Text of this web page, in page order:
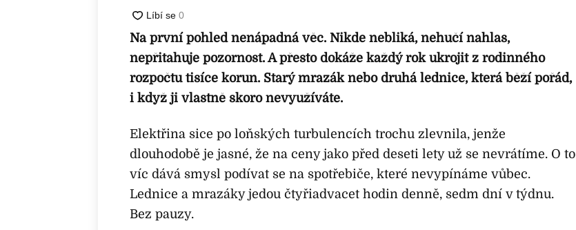
Na první pohled nenápadná věc. Nikde nebliká, nehučí nahlas,
nepřitahuje pozornost. A přesto dokáže každý rok ukrojit z rodinného
rozpočtu tisíce korun. Starý mrazák nebo druhá lednice, která běží pořád,
i když ji vlastně skoro nevyužíváte.
Elektřina sice po loňských turbulencích trochu zlevnila, jenže
dlouhodobě je jasné, že na ceny jako před deseti lety už se nevrátíme. O to
víc dává smysl podívat se na spotřebiče, které nevypínáme vůbec.
Lednice a mrazáky jedou čtyřiadvacet hodin denně, sedm dní v týdnu.
Bez pauzy.